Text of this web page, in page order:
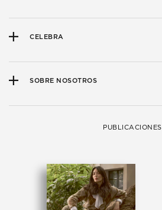
CELEBRA
SOBRE NOSOTROS
PUBLICACIONES